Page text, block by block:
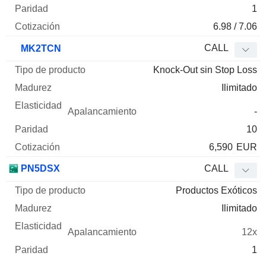
1
6.98 / 7.06
MK2TCN CALL
Knock-Out sin Stop Loss
Ilimitado
-
10
6,590 EUR
PN5DSX CALL
Productos Exóticos
Ilimitado
12x
1